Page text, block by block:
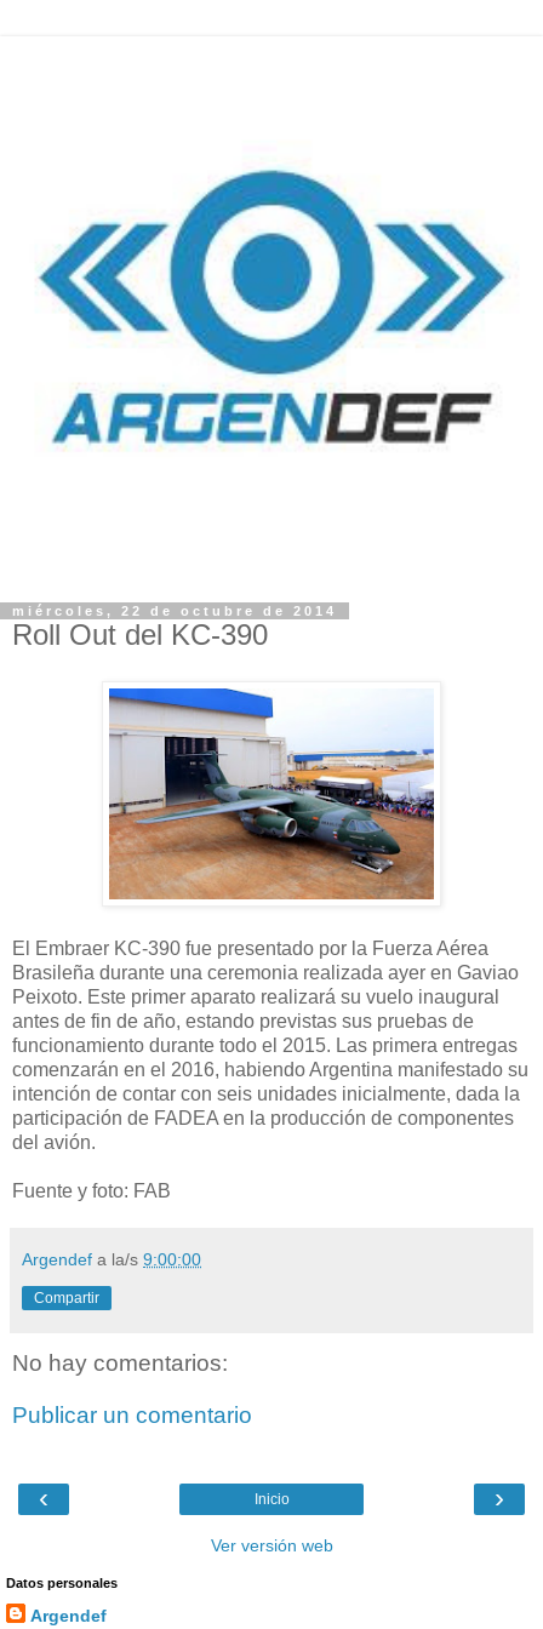
miércoles, 22 de octubre de 2014
Roll Out del KC-390
El Embraer KC-390 fue presentado por la Fuerza Aérea
Brasileña durante una ceremonia realizada ayer en Gaviao
Peixoto. Este primer aparato realizará su vuelo inaugural
antes de fin de año, estando previstas sus pruebas de
funcionamiento durante todo el 2015. Las primera entregas
comenzarán en el 2016, habiendo Argentina manifestado su
intención de contar con seis unidades inicialmente, dada la
participación de FADEA en la producción de componentes
del avión.
Fuente y foto: FAB
Argendef a la/s 9:00:00
Compartir
No hay comentarios:
Publicar un comentario
‹ ›
Inicio
Ver versión web
Datos personales
Argendef